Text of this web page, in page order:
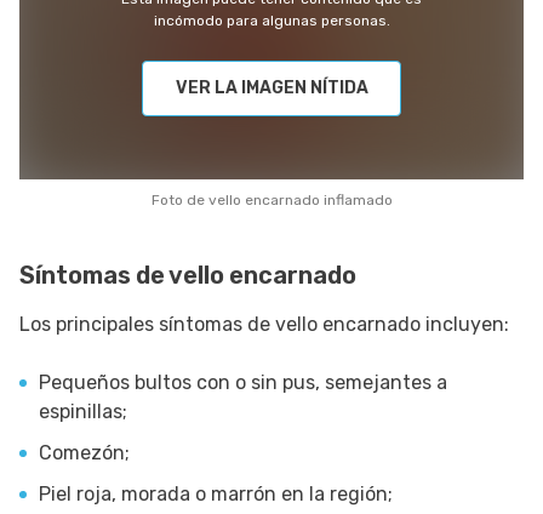
incómodo para algunas personas.
VER LA IMAGEN NÍTIDA
Foto de vello encarnado inflamado
Síntomas de vello encarnado
Los principales síntomas de vello encarnado incluyen:
Pequeños bultos con o sin pus, semejantes a
espinillas;
Comezón;
Piel roja, morada o marrón en la región;